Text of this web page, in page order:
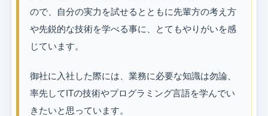
ので、自分の実力を試せるとともに先輩方の考え方
や先鋭的な技術を学べる事に、とてもやりがいを感
じています。
御社に入社した際には、業務に必要な知識は勿論、
率先してITの技術やプログラミング言語を学んでい
きたいと思っています。